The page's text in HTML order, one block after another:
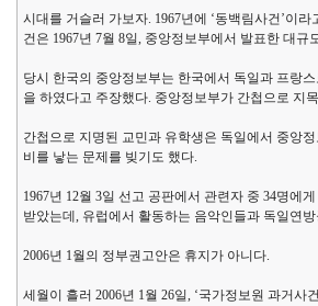
시대를 거슬러 가보자. 1967년에 ‘동백림사건’이
건은 1967년 7월 8일, 중앙정보부에서 발표한 대규
당시 한국의 중앙정보부는 한국에서 독일과 프랑
을 하였다고 주장했다. 중앙정보부가 간첩으로 지
간첩으로 지명된 교민과 유학생은 독일에서 중앙
비를 낳는 문제를 빚기도 했다.
1967년 12월 3일 선고 공판에서 관련자 중 34명에
받았는데, 유럽에서 활동하는 음악인들과 독일연
2006년 1월의 정부권고안은 휴지가 아니다.
세월이 흘러 2006년 1월 26일, ‘국가정보원 과거